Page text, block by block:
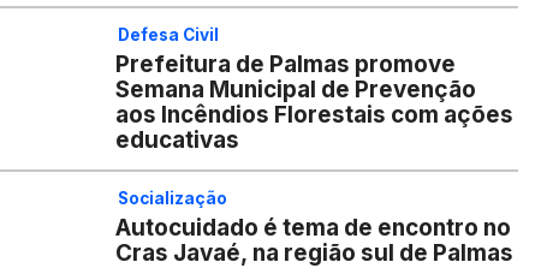
Defesa Civil
Prefeitura de Palmas promove
Semana Municipal de Prevenção
aos Incêndios Florestais com ações
educativas
Socialização
Autocuidado é tema de encontro no
Cras Javaé, na região sul de Palmas